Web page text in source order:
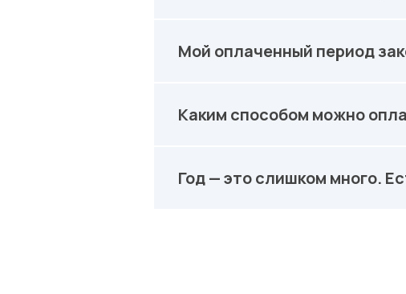
Мой оплаченный период
Каким способом можно
Год — это слишком много.